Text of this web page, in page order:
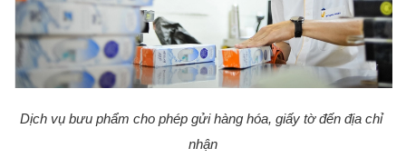
Dịch vụ bưu phẩm cho phép gửi hàng hóa, giấy tờ đến địa chỉ
nhận